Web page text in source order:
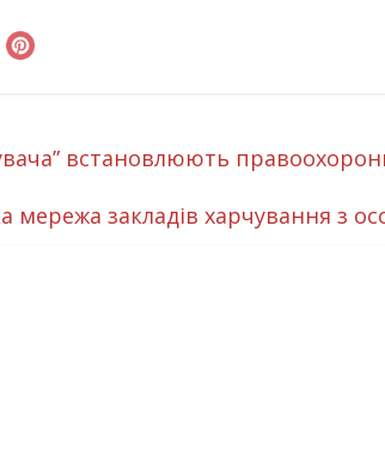
встановлюють
мережа закладів харчування з